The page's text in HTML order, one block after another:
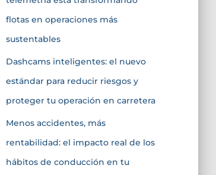
flotas en operaciones más
sustentables
Dashcams inteligentes: el nuevo
estándar para reducir riesgos y
proteger tu operación en carretera
Menos accidentes, más
rentabilidad: el impacto real de los
hábitos de conducción en tu